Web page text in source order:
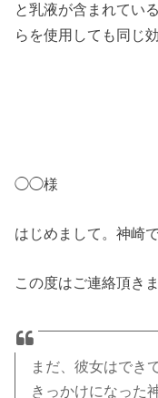
と乳液が含まれてい
らを使用しても同じ
◯◯様
はじめまして。神崎で
この度はご連絡頂き
まだ、彼女はでき
きっかけになった